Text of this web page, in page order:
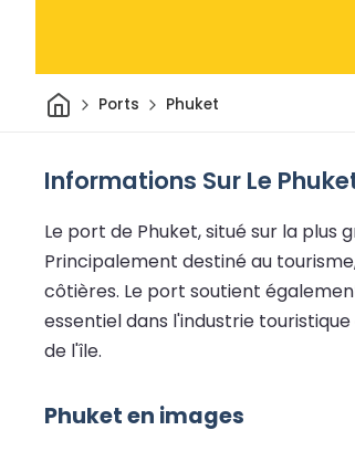
Maison
Ports Phuket
Informations Sur Le
Le port de Phuket, situé sur la
Principalement destiné au
côtières. Le port soutient
essentiel dans l'industrie
de l'île.
Phuket en images